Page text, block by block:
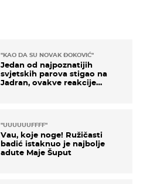
"KAO DA SU NOVAK ĐOKOVIĆ"
Jedan od najpoznatijih
svjetskih parova stigao na
Jadran, ovakve reakcije
"UUUUUUFFFF"
Vau, koje noge! Ružičasti
badić istaknuo je najbolje
adute Maje Šuput